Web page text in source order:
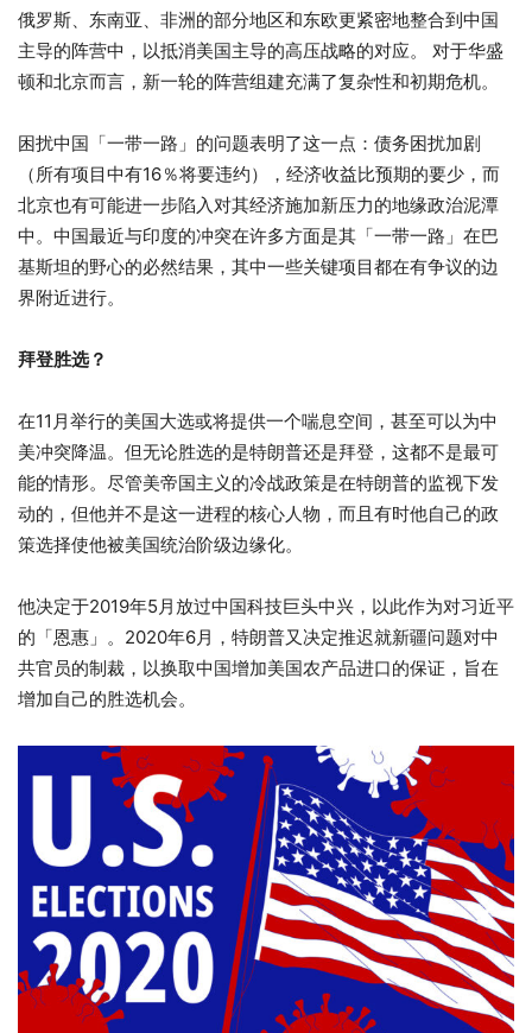
俄罗斯、东南亚、非洲的部分地区和东欧更紧密地整合到中国
主导的阵营中，以抵消美国主导的高压战略的对应。 对于华盛
顿和北京而言，新一轮的阵营组建充满了复杂性和初期危机。
困扰中国「一带一路」的问题表明了这一点：债务困扰加剧
（所有项目中有16％将要违约），经济收益比预期的要少，而
北京也有可能进一步陷入对其经济施加新压力的地缘政治泥潭
中。中国最近与印度的冲突在许多方面是其「一带一路」在巴
基斯坦的野心的必然结果，其中一些关键项目都在有争议的边
界附近进行。
拜登胜选？
在11月举行的美国大选或将提供一个喘息空间，甚至可以为中
美冲突降温。但无论胜选的是特朗普还是拜登，这都不是最可
能的情形。尽管美帝国主义的冷战政策是在特朗普的监视下发
动的，但他并不是这一进程的核心人物，而且有时他自己的政
策选择使他被美国统治阶级边缘化。
他决定于2019年5月放过中国科技巨头中兴，以此作为对习近平
的「恩惠」。2020年6月，特朗普又决定推迟就新疆问题对中
共官员的制裁，以换取中国增加美国农产品进口的保证，旨在
增加自己的胜选机会。